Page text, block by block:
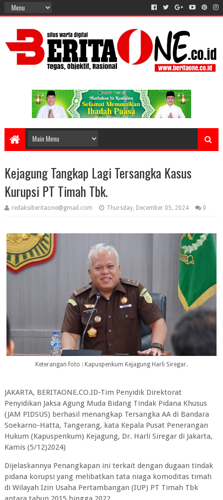
Kejagung Tangkap Lagi Tersangka Kasus
Kurupsi PT Timah Tbk.
redaksiberitaone@gmail.com Thursday, December 05, 2024 0
Keterangan foto : Kapuspenkum Kejagung Harli Siregar.
JAKARTA, BERITAONE.CO.ID-Tim Penyidik Direktorat
Penyidikan Jaksa Agung Muda Bidang Tindak Pidana Khusus
(JAM PIDSUS) berhasil menangkap Tersangka AA di Bandara
Soekarno-Hatta, Tangerang, kata Kepala Pusat Penerangan
Hukum (Kapuspenkum) Kejagung, Dr. Harli Siregar di Jakarta,
Kamis (5/12)2024)
Dijelaskannya Penangkapan ini terkait dengan dugaan tindak
pidana korupsi yang melibatkan tata niaga komoditas timah
di Wilayah Izin Usaha Pertambangan (IUP) PT Timah Tbk